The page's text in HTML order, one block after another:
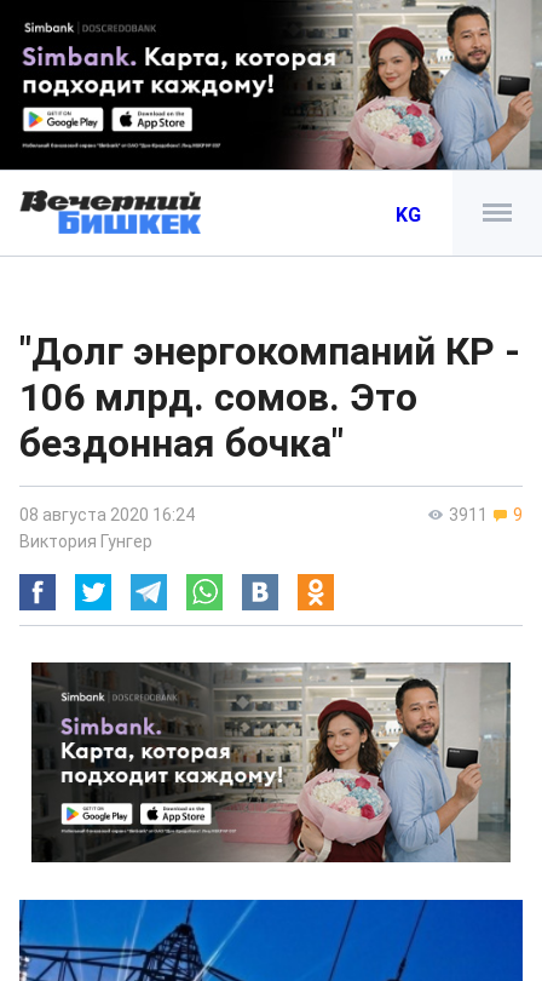
KG
"Долг энергокомпаний КР -
106 млрд. сомов. Это
бездонная бочка"
3911 9
08 августа 2020 16:24
Виктория Гунгер